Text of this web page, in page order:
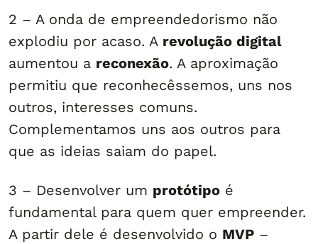
2 – A onda de empreendedorismo não
explodiu por acaso. A revolução digital
aumentou a reconexão. A aproximação
permitiu que reconhecêssemos, uns nos
outros, interesses comuns.
Complementamos uns aos outros para
que as ideias saiam do papel.
3 – Desenvolver um protótipo é
fundamental para quem quer empreender.
A partir dele é desenvolvido o MVP –